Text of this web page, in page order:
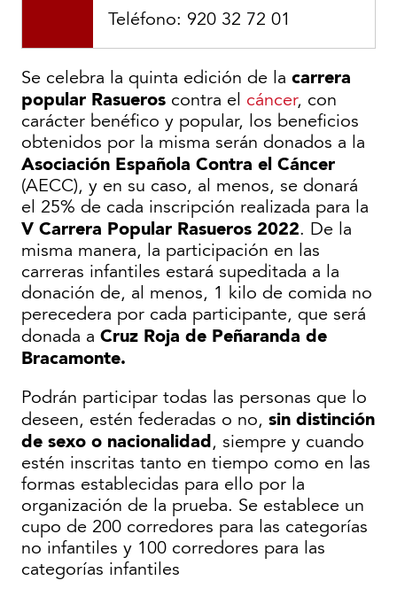
Teléfono: 920 32 72 01
Se celebra la quinta edición de la carrera
popular Rasueros contra el cáncer, con
carácter benéfico y popular, los beneficios
obtenidos por la misma serán donados a la
Asociación Española Contra el Cáncer
(AECC), y en su caso, al menos, se donará
el 25% de cada inscripción realizada para la
V Carrera Popular Rasueros 2022. De la
misma manera, la participación en las
carreras infantiles estará supeditada a la
donación de, al menos, 1 kilo de comida no
perecedera por cada participante, que será
donada a Cruz Roja de Peñaranda de
Bracamonte.
Podrán participar todas las personas que lo
deseen, estén federadas o no, sin distinción
de sexo o nacionalidad, siempre y cuando
estén inscritas tanto en tiempo como en las
formas establecidas para ello por la
organización de la prueba. Se establece un
cupo de 200 corredores para las categorías
no infantiles y 100 corredores para las
categorías infantiles